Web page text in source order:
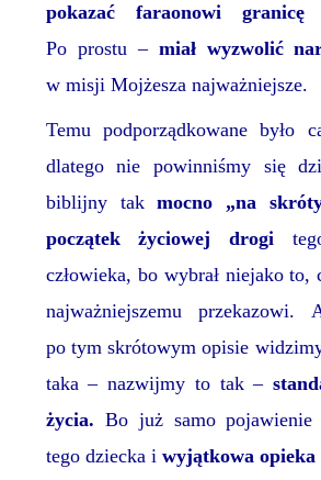
pokazaćfaraonowi granicę
Po prostu – miał wyzwolić
w misji Mojżesza najważniejsze.
Temu podporządkowane było
dlatego nie powinniśmy się
biblijny takmocno „na
początek życiowej drogi
człowieka, bo wybrał niejako to,
najważniejszemu przekazowi.
po tym skrótowym opisie
taka – nazwijmy to tak –
życia. Bo już samo
tego dziecka i wyjątkowa opieka